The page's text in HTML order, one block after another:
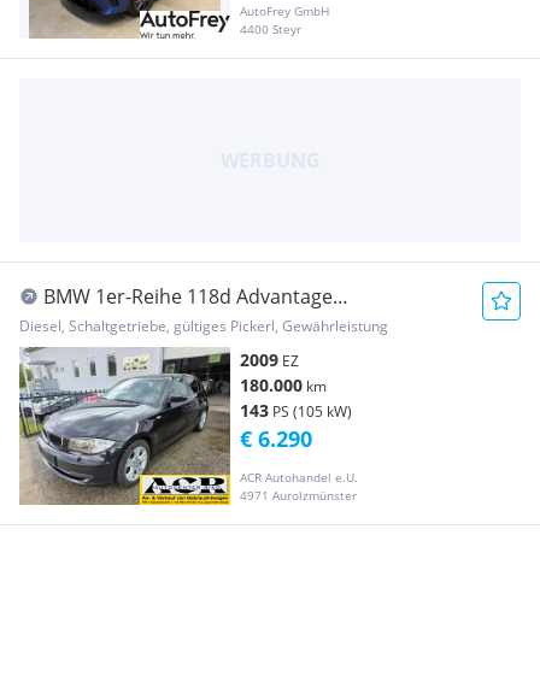
AutoFrey GmbH
4400 Steyr
BMW 1er-Reihe 118d Advantage
*Xenon*Navi*Sitzheizung*
Diesel, Schaltgetriebe, gültiges Pickerl, Gewährleistung
2009 EZ
180.000 km
143 PS (105 kW)
ACR Autohandel e.U.
4971 Aurolzmünster
€ 6.290